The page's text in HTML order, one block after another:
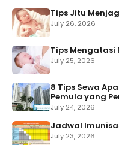
Tips Jitu
July 26, 2026
Tips Mengatasi
July 25, 2026
8 Tips Sewa
Pemula yang
July 24, 2026
Jadwal
July 23, 2026